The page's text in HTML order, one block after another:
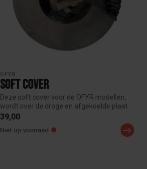
OFYR
Soft Cover
Deze soft cover voor de OFYR modellen,
wordt over de droge en afgekoelde plaat
v...
39,00
Niet op voorraad